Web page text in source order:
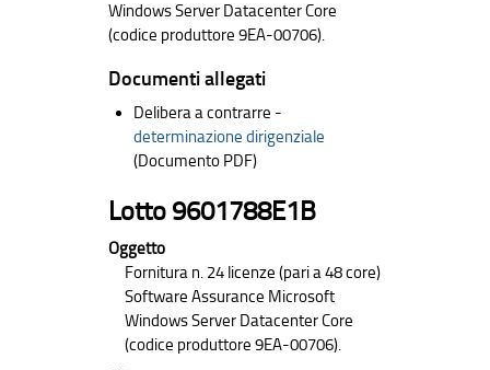
Windows Server Datacenter Core
(codice produttore 9EA-00706).
Documenti allegati
Delibera a contrarre -
determinazione dirigenziale
(Documento PDF)
Lotto 9601788E1B
Oggetto
Fornitura n. 24 licenze (pari a 48 core)
Software Assurance Microsoft
Windows Server Datacenter Core
(codice produttore 9EA-00706).